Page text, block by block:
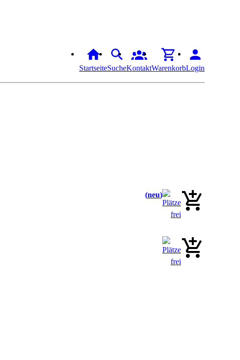
StartseiteSucheKontaktWarenkorbLogin
neu